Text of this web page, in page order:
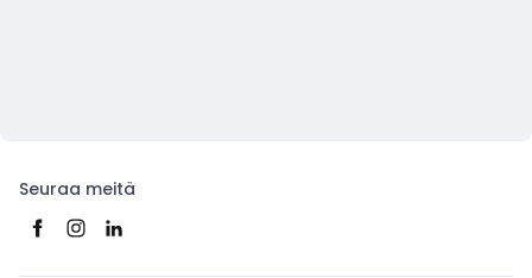
Seuraa meitä